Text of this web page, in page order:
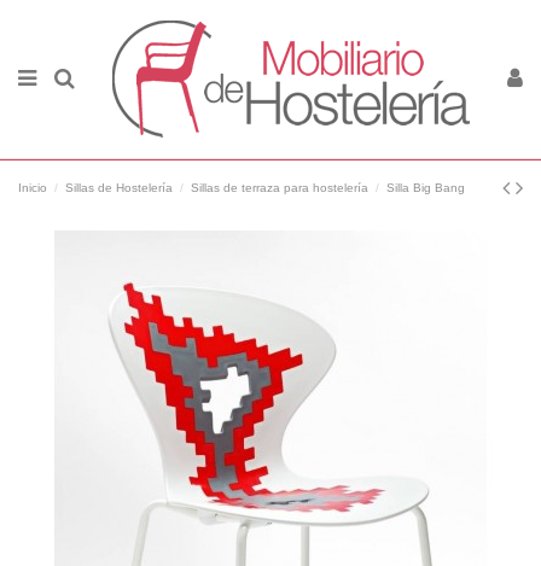
Inicio Sillas de Hostelería Sillas de terraza para hostelería Silla Big Bang